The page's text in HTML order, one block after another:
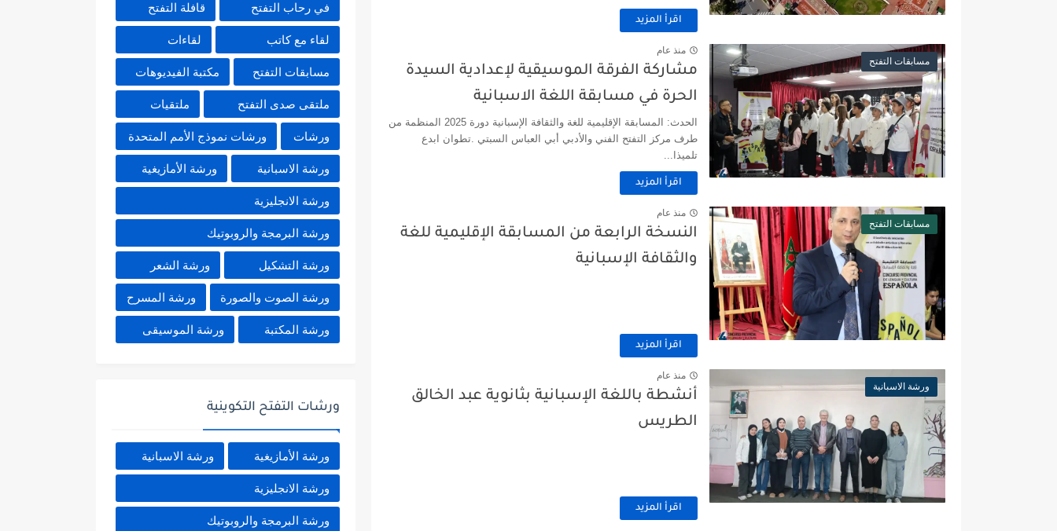
اقرأ المزيد
مسابقات التفتح
منذ عام
مشاركة الفرقة الموسيقية لإعدادية السيدة
الحرة في مسابقة اللغة الاسبانية
الحدث: المسابقة الإقليمية للغة والثقافة الإسبانية دورة 2025 المنظمة من
طرف مركز التفتح الفني والأدبي أبي العباس السبتي .تطوان ابدع
تلميذا...
اقرأ المزيد
مسابقات التفتح
منذ عام
النسخة الرابعة من المسابقة الإقليمية للغة
والثقافة الإسبانية
اقرأ المزيد
ورشة الاسبانية
منذ عام
أنشطة باللغة الإسبانية بثانوية عبد الخالق
الطريس
اقرأ المزيد
في رحاب التفتح قافلة التفتح
لقاء مع كاتب لقاءات
مسابقات التفتح مكتبة الفيديوهات
ملتقى صدى التفتح ملتقيات
ورشات ورشات نموذج الأمم المتحدة
ورشة الاسبانية ورشة الأمازيغية
ورشة الانجليزية
ورشة البرمجة والروبوتيك
ورشة التشكيل ورشة الشعر
ورشة الصوت والصورة ورشة المسرح
ورشة المكتبة ورشة الموسيقى
ورشات التفتح التكوينية
ورشة الأمازيغية ورشة الاسبانية
ورشة الانجليزية
ورشة البرمجة والروبوتيك